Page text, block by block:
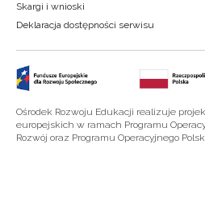
Skargi i wnioski
Deklaracja dostępności serwisu
Ośrodek Rozwoju Edukacji realizuje
europejskich w ramach Programu
Rozwój oraz Programu Operacyjnego